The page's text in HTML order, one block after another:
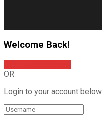
Welcome Back!
OR
Login to your account below